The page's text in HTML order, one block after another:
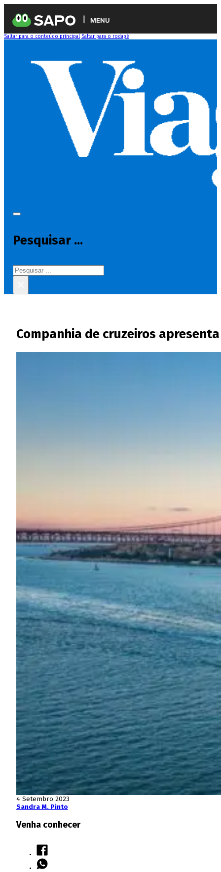
MENU
Saltar para o conteúdo principal Saltar para o rodapé
Pesquisar ...
Pesquisar
Companhia de cruzeiros
4 Setembro 2023
Sandra M. Pinto
Venha conhecer